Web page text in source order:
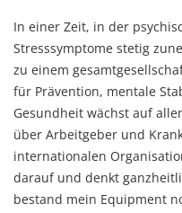
In einer Zeit, in der
Stresssymptome stetig
zu einem
für Prävention, mentale
Gesundheit wächst auf
über Arbeitgeber und
internationalen
darauf und denkt
bestand mein Equipment